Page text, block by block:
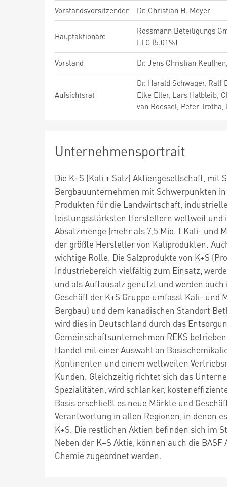
Vorstandsvorsitzender
Dr. Christian H. Meyer
Hauptaktionäre
Rossmann Beteiligungs
LLC (5.01%)
Vorstand
Dr. Jens Christian
Aufsichtsrat
Dr. Harald Schwager, Ralf
Elke Eller, Lars Halbleib,
van Roessel, Peter
Unternehmensportrait
Die K+S (Kali + Salz) Aktiengesellschaft, mit
Bergbauunternehmen mit Schwerpunkten
Produkten für die Landwirtschaft,
leistungsstärksten Herstellern weltweit und
Absatzmenge (mehr als 7,5 Mio. t Kali- und
der größte Hersteller von Kaliprodukten.
wichtige Rolle. Die Salzprodukte von K+S
Industriebereich vielfältig zum Einsatz,
und als Auftausalz genutzt und werden
Geschäft der K+S Gruppe umfasst Kali-
Bergbau) und dem kanadischen Standort
wird dies in Deutschland durch das
Gemeinschaftsunternehmen REKS
Handel mit einer Auswahl an
Kontinenten und einem weltweiten
Kunden. Gleichzeitig richtet sich das
Spezialitäten, wird schlanker,
Basis erschließt es neue Märkte und
Verantwortung in allen Regionen, in denen
K+S. Die restlichen Aktien befinden sich im
Neben der K+S Aktie, können auch die
Chemie zugeordnet werden.